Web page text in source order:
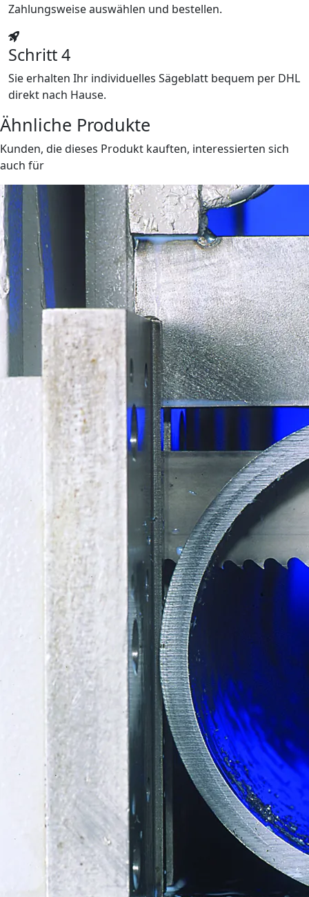
Zahlungsweise auswählen und bestellen.
Schritt 4
Sie erhalten Ihr individuelles Sägeblatt bequem per DHL
direkt nach Hause.
Ähnliche Produkte
Kunden, die dieses Produkt kauften, interessierten sich
auch für